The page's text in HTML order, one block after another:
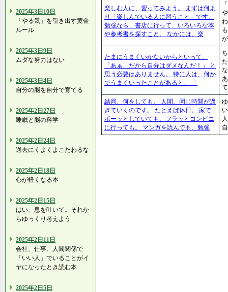
2025年3日10日
「やる気」を引き出す黄金
ルール
2025年3日9日
ムダな努力はない
2025年3日4日
自分の脳を自分で育てる
2025年2日27日
睡眠と脳の科学
2025年2日24日
過去にくよくよこだわるな
2025年2日18日
心が軽くなる本
2025年2日15日
はい、息を吐いて。それか
らゆっくり考えよう
2025年2日11日
会社、仕事、人間関係で
「いい人」でいることがイ
ヤになったとき読む本
2025年2日5日
楽しむ人に、習ってみよう。 まずは何よ
り「楽しんでいる人に習うこと」です。
勉強なら、書店に行って、いろいろな本
や参考書を探すこと。 なかには、楽
たまにうまくいかないからといって、
「あぁ、だから自分はダメなんだ！」 と
思う必要はありません。 特に人は、何か
でうまくいったことがあると、 「
て
結局、何をしても、 人間、同じ時間が過
ぎていくのです。 たとえば休日。 家で
ボーッとしていても、フラッとコンビニ
に行っても。 マンガを読んでも、勉強